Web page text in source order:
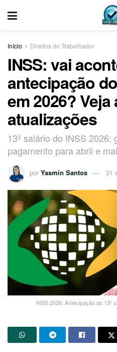
Início Direitos do Trabalhador
INSS: vai
antecipação
em 2026?
atualizações
13º salário do INSS 2026:
pagamento para abril e
por Yasmin Santos 31
INSS 2026: Antecipação do 13º